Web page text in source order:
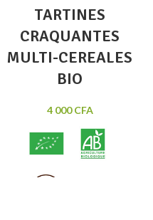
TARTINES
CRAQUANTES
MULTI-CEREALES
BIO
4 000CFA